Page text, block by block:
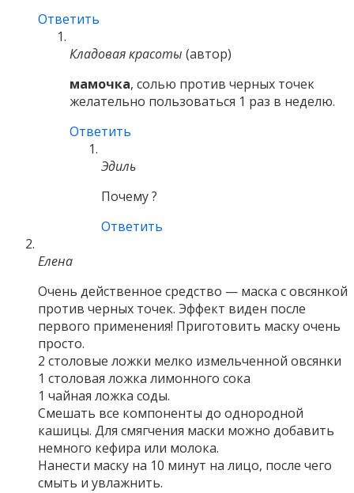
Ответить
Кладовая красоты (автор)
мамочка, солью против черных точек
желательно пользоваться 1 раз в неделю.
Ответить
Эдиль
Почему ?
Ответить
Елена
Очень действенное средство — маска с овсянкой
против черных точек. Эффект виден после
первого применения! Приготовить маску очень
просто.
2 столовые ложки мелко измельченной овсянки
1 столовая ложка лимонного сока
1 чайная ложка соды.
Смешать все компоненты до однородной
кашицы. Для смягчения маски можно добавить
немного кефира или молока.
Нанести маску на 10 минут на лицо, после чего
смыть и увлажнить.